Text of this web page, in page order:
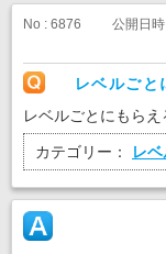
No : 6876 公開日
レベルごと
レベルごとにもらえ
カテゴリー： レ